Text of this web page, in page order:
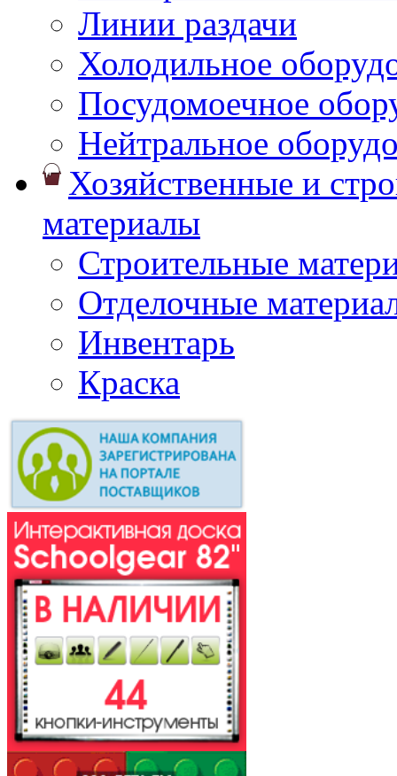
Линии раздачи
Холодильное
Посудомоечное
Нейтральное
Хозяйственные и
материалы
Строительные
Отделочные
Инвентарь
Краска